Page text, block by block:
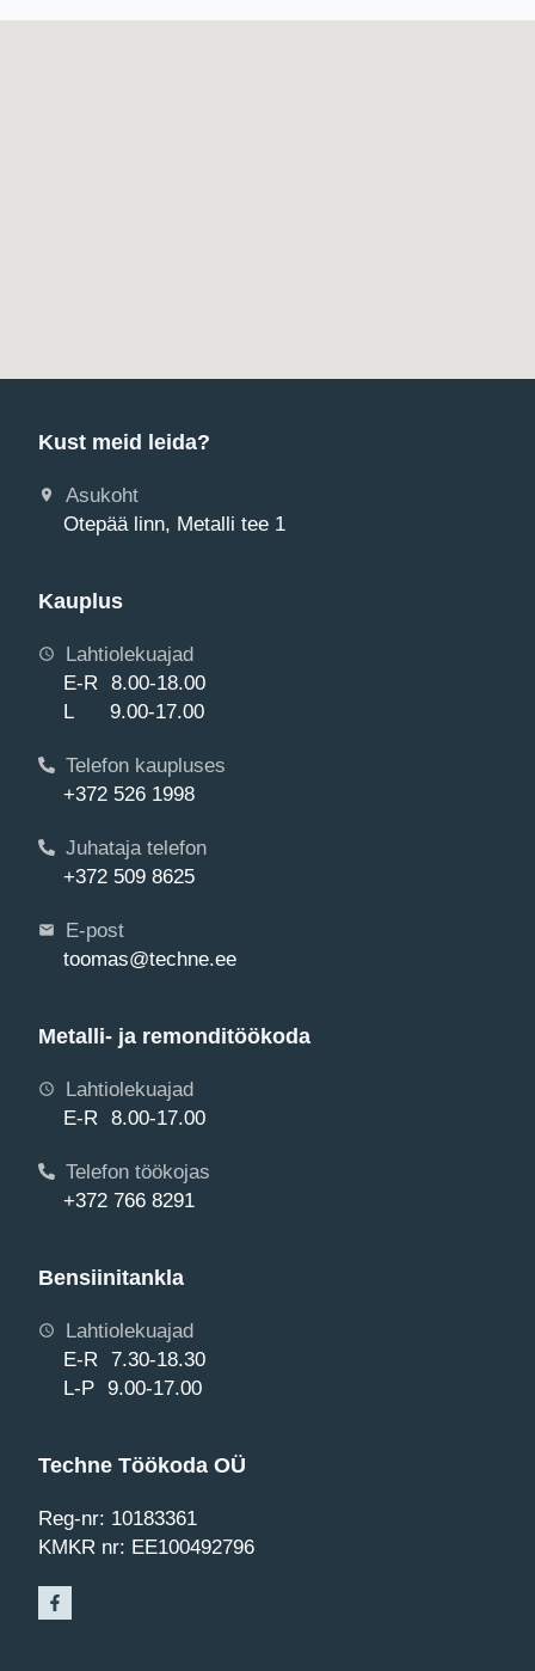
Kust meid leida?
Asukoht
Otepää linn, Metalli tee 1
Kauplus
Lahtiolekuajad
E-R 8.00-18.00
L 9.00-17.00
Telefon kaupluses
+372 526 1998
Juhataja telefon
+372 509 8625
E-post
toomas@techne.ee
Metalli- ja remonditöökoda
Lahtiolekuajad
E-R 8.00-17.00
Telefon töökojas
+372 766 8291
Bensiinitankla
Lahtiolekuajad
E-R 7.30-18.30
L-P 9.00-17.00
Techne Töökoda OÜ
Reg-nr: 10183361
KMKR nr: EE100492796